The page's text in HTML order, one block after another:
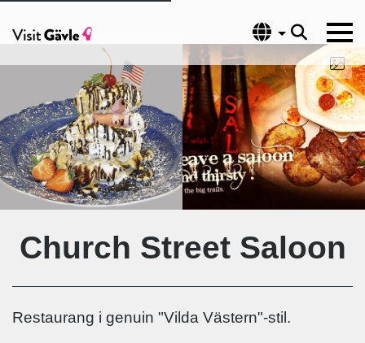
Språk
Church Street Saloon
Restaurang i genuin "Vilda Västern"-stil.